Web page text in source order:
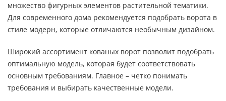
множество фигурных элементов растительной тематики.
Для современного дома рекомендуется подобрать ворота в
стиле модерн, которые отличаются необычным дизайном.
Широкий ассортимент кованых ворот позволит подобрать
оптимальную модель, которая будет соответствовать
основным требованиям. Главное – четко понимать
требования и выбирать качественные модели.